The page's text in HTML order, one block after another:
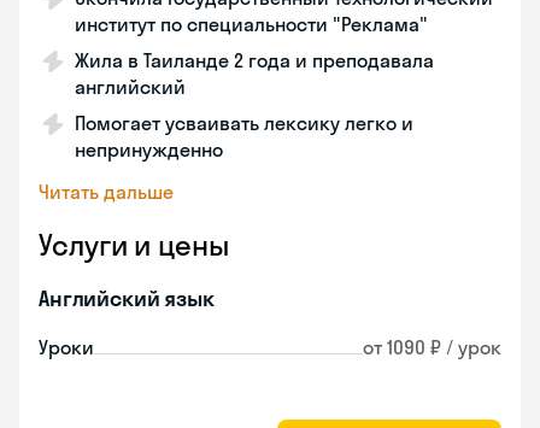
институт по специальности "Реклама"
Жила в Таиланде 2 года и преподавала
английский
Помогает усваивать лексику легко и
непринужденно
Читать дальше
Услуги и цены
Английский язык
Уроки от 1090 ₽ / урок